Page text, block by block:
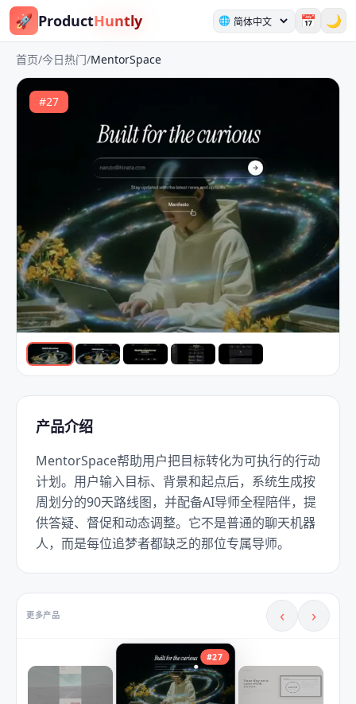
🚀 ProductHuntly 🌐 📅 🌙
首页/今日热门/MentorSpace
#27
产品介绍
MentorSpace帮助用户把目标转化为可执行的行动
计划。用户输入目标、背景和起点后，系统生成按
周划分的90天路线图，并配备AI导师全程陪伴，提
供答疑、督促和动态调整。它不是普通的聊天机器
人，而是每位追梦者都缺乏的那位专属导师。
更多产品 ‹ ›
#27